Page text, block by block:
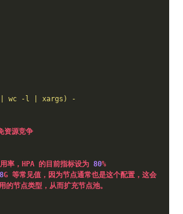
wc -l | xargs) -
资源竞争
率，HPA 的目前指标设为 80%
8G 等常见值，因为节点通常也是这个配置，这会
节点类型，从而扩充节点池。